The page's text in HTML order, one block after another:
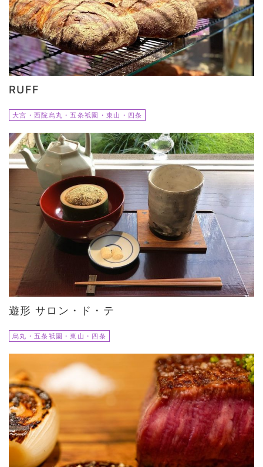
RUFF
大宮・西院烏丸・五条祇園・東山・四条
遊形 サロン・ド・テ
烏丸・五条祇園・東山・四条